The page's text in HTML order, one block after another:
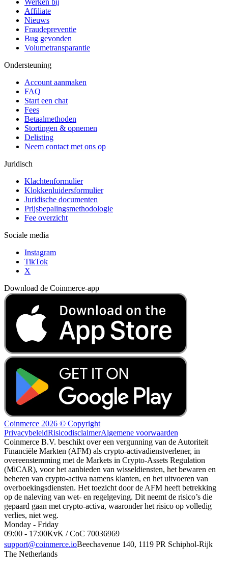
Werken bij
Affiliate
Nieuws
Fraudepreventie
Bug gevonden
Volumetransparantie
Ondersteuning
Account aanmaken
FAQ
Start een chat
Fees
Betaalmethoden
Stortingen & opnemen
Delisting
Neem contact met ons op
Juridisch
Klachtenformulier
Klokkenluidersformulier
Juridische documenten
Prijsbepalingsmethodologie
Fee overzicht
Sociale media
Instagram
TikTok
X
Download de Coinmerce-app
Coinmerce 2026 © Copyright
PrivacybeleidRisicodisclaimerAlgemene voorwaarden
Coinmerce B.V. beschikt over een vergunning van de Autoriteit
Financiële Markten (AFM) als crypto-activadienstverlener, in
overeenstemming met de Markets in Crypto-Assets Regulation
(MiCAR), voor het aanbieden van wisseldiensten, het bewaren en
beheren van crypto-activa namens klanten, en het uitvoeren van
overboekingsdiensten. Het toezicht door de AFM heeft betrekking
op de naleving van wet- en regelgeving. Dit neemt de risico’s die
gepaard gaan met crypto-activa, waaronder het risico op volledig
verlies, niet weg.
Monday - Friday
09:00 - 17:00KvK / CoC 70036969
support@coinmerce.ioBeechavenue 140, 1119 PR Schiphol-Rijk
The Netherlands